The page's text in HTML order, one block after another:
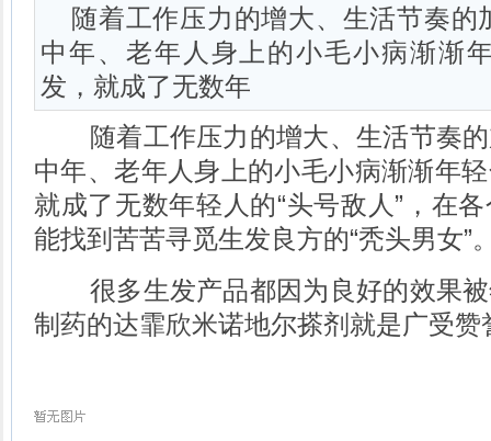
随着工作压力的增大、生活节奏的
中年、老年人身上的小毛小病渐渐
发，就成了无数年
随着工作压力的增大、生活节奏的
中年、老年人身上的小毛小病渐渐年
就成了无数年轻人的“头号敌人”，在
能找到苦苦寻觅生发良方的“秃头男女”
很多生发产品都因为良好的效果被
制药的达霏欣米诺地尔搽剂就是广受赞